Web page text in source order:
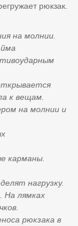
рюкзак.
на молнии.
к вещам.
на молнии и
карманы.
нагрузку.
На лямках
рюкзака в